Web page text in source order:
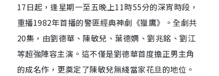
17日起，逢星期一至五晚上11時55分的深宵時段，
重播1982年首播的警匪經典神劇《獵鷹》。全劇共
20集，由劉德華、陳敏兒、葉德嫻、劉兆銘、劉江
等超強陣容主演。這不僅是劉德華首度擔正男主角
的成名作，更奠定了陳敏兒無綫當家花旦的地位。